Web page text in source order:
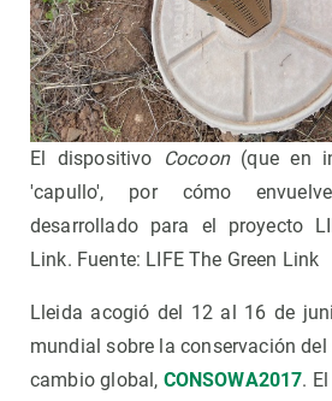
El dispositivo Cocoon(que en
'capullo', por cómo
desarrollado para el proyecto
Link. Fuente: LIFE The Green Link
Lleida acogió del 12 al 16 de
mundial sobre la conservación
cambio global, CONSOWA2017.